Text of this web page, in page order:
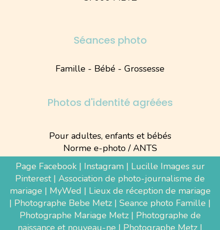
Séances photo
Famille - Bébé - Grossesse
Photos d'identité agréées
Pour adultes, enfants et bébés
Norme e-photo / ANTS
Page Facebook| Instagram| Lucille Images sur
Pinterest| Association de photo-journalisme de
mariage | MyWed | Lieux de réception de mariage
| Photographe Bebe Metz | Seance photo Famille |
Photographe Mariage Metz| Photographe de
naissance et nouveau-ne | Photographe Metz |